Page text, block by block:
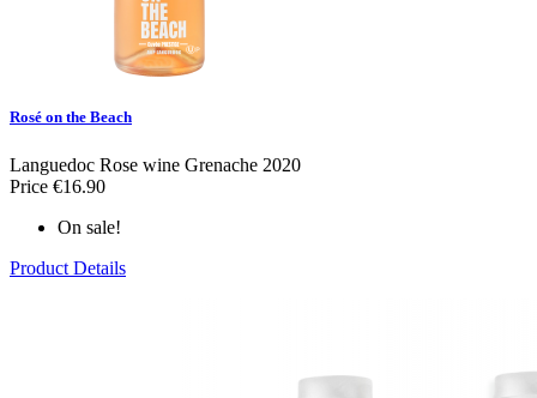
Rosé on the Beach
Languedoc Rose wine Grenache 2020
Price €16.90
On sale!
Product Details